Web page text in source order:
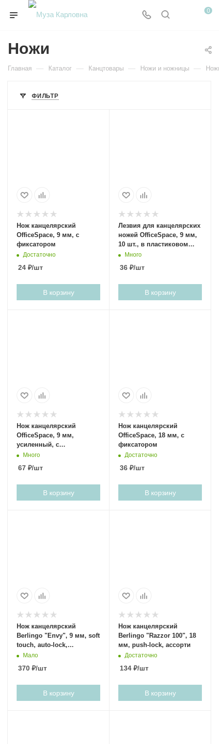
0
Ножи
Главная — Каталог — Канцтовары — Ножи и ножницы —
ФИЛЬТР
Нож канцелярский
OfficeSpace, 9 мм, с
фиксатором
Достаточно
24 ₽/шт
В корзину
Лезвия для канцелярских
ножей OfficeSpace, 9 мм,
10 шт., в пластиковом
пенале
Много
36 ₽/шт
В корзину
Нож канцелярский
OfficeSpace, 9 мм,
усиленный, с
фиксатором, металл.
направляющие, ассорти
Много
67 ₽/шт
В корзину
Нож канцелярский
OfficeSpace, 18 мм, с
фиксатором
Достаточно
36 ₽/шт
В корзину
Нож канцелярский
Berlingo "Envy", 9 мм, soft
touch, auto-lock,
металлическая
направляющая
Мало
370 ₽/шт
В корзину
Нож канцелярский
Berlingo "Razzor 100", 18
мм, push-lock, ассорти
Достаточно
134 ₽/шт
В корзину